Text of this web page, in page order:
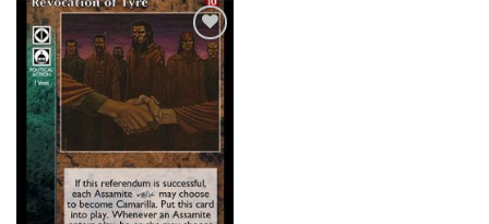
Add to
wishlist